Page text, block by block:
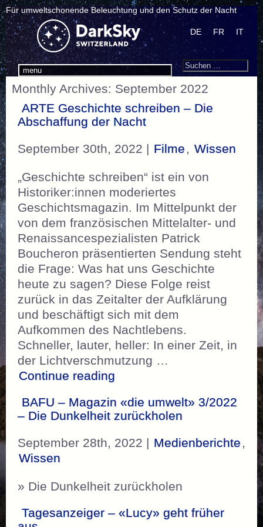
Für umweltschonende Beleuchtung und den Schutz der Nacht
menu
DE FR IT
Search
Suchen
Monthly Archives: September 2022
ARTE Geschichte schreiben – Die
Abschaffung der Nacht
September 30th, 2022 | Filme , Wissen
„Geschichte schreiben“ ist ein von
Historiker:innen moderiertes
Geschichtsmagazin. Im Mittelpunkt der
von dem französischen Mittelalter- und
Renaissancespezialisten Patrick
Boucheron präsentierten Sendung steht
die Frage: Was hat uns Geschichte
heute zu sagen? Diese Folge reist
zurück in das Zeitalter der Aufklärung
und beschäftigt sich mit dem
Aufkommen des Nachtlebens.
Schneller, lauter, heller: In einer Zeit, in
der Lichtverschmutzung …
Continue reading „ARTE Geschichte
BAFU – Magazin «die umwelt» 3/2022
– Die Dunkelheit zurückholen
September 28th, 2022 | Medienberichte ,
Wissen
» Die Dunkelheit zurückholen
Tagesanzeiger – «Lucy» geht früher